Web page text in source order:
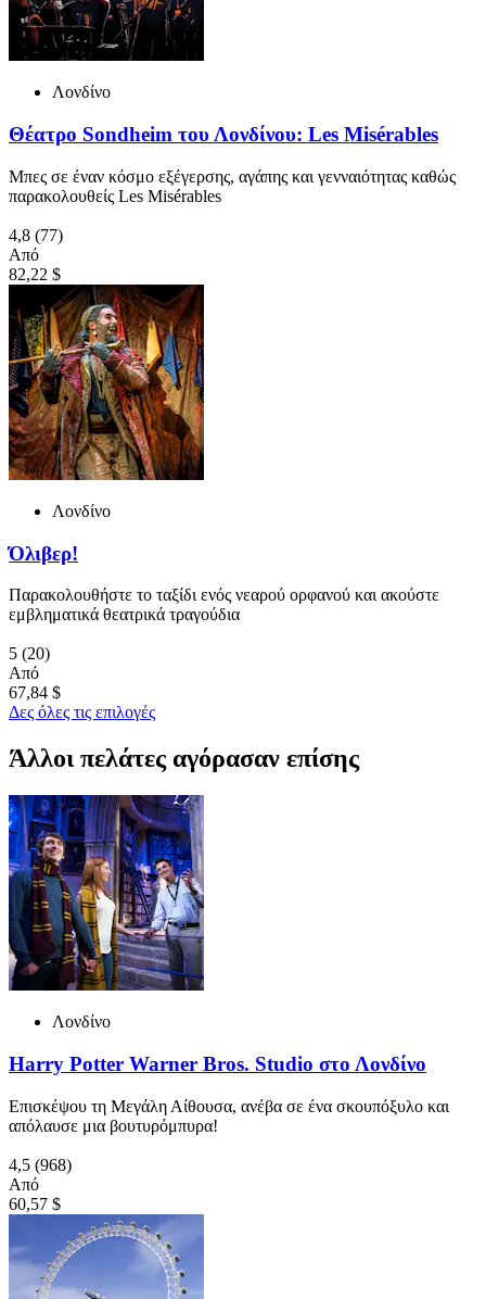
Λονδίνο
Θέατρο Sondheim του Λονδίνου: Les Misérables
Μπες σε έναν κόσμο εξέγερσης, αγάπης και γενναιότητας καθώς
παρακολουθείς Les Misérables
4,8 (77)
Από
82,22 $
Λονδίνο
Όλιβερ!
Παρακολουθήστε το ταξίδι ενός νεαρού ορφανού και ακούστε
εμβληματικά θεατρικά τραγούδια
5 (20)
Από
67,84 $
Δες όλες τις επιλογές
Άλλοι πελάτες αγόρασαν επίσης
Λονδίνο
Harry Potter Warner Bros. Studio στο Λονδίνο
Επισκέψου τη Μεγάλη Αίθουσα, ανέβα σε ένα σκουπόξυλο και
απόλαυσε μια βουτυρόμπυρα!
4,5 (968)
Από
60,57 $